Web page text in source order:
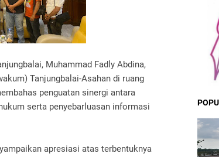
Muhammad Fadly Abdina,
Tanjungbalai-Asahan di ruang
penguatan sinergi antara
serta penyebarluasan informasi
apresiasi atas terbentuknya